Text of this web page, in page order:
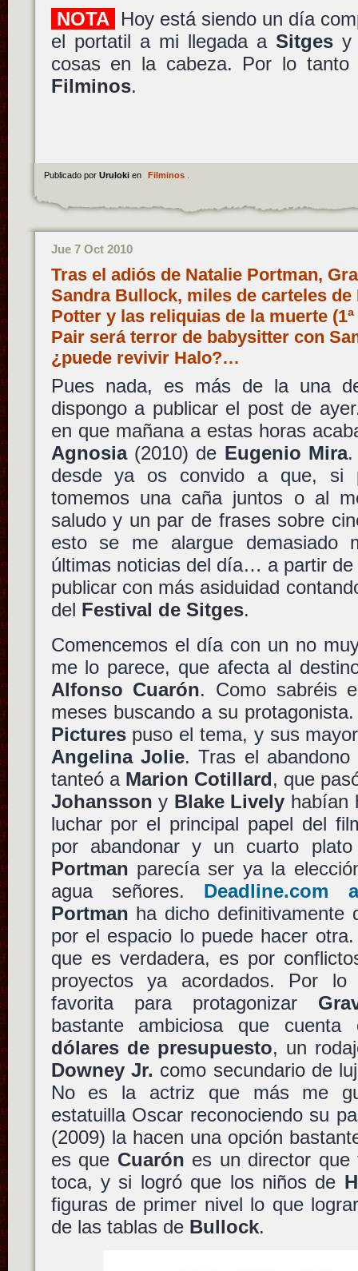
NOTA Hoy está siendo un día
el portatil a mi llegada aSitges y
cosas en la cabeza. Por lo
Filminos.
Publicado por Uruloki en Filminos.
Jue 7 Oct 2010
Tras el adiós de Natalie Portman,
Sandra Bullock, miles de carteles
Potter y las reliquias de la muerte
Pair será terror de babysitter con
¿puede revivir Halo?…
Pues nada, es más de la una
dispongo a publicar el post de
en que mañana a estas horas
Agnosia(2010) de Eugenio Mira.
desde ya os convido a que, si
tomemos una caña juntos o al
saludo y un par de frases sobre
esto se me alargue demasiado
últimas noticias del día… a partir
publicar con más asiduidad
del Festival de Sitges.
Comencemos el día con un no
me lo parece, que afecta al
Alfonso Cuarón. Como sabréis
meses buscando a su
Picturespuso el tema, y sus
Angelina Jolie. Tras el
tanteó a Marion Cotillard, que
Johansson y Blake Lively habían
luchar por el principal papel del
por abandonar y un cuarto
Portman parecía ser ya la
agua señores. Deadline.com
Portman ha dicho definitivamente
por el espacio lo puede hacer
que es verdadera, es por
proyectos ya acordados. Por
favorita para protagonizar
bastante ambiciosa que
dólares de presupuesto, un
Downey Jr. como secundario de
No es la actriz que más me
estatuilla Oscar reconociendo su
(2009) la hacen una opción
es que Cuarón es un director que
toca, y si logró que los niños de
figuras de primer nivel lo que
de las tablas de Bullock.